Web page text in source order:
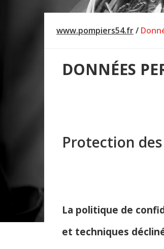
www.pompiers54.fr/
DONNÉES
Protection
La politique de
et techniques